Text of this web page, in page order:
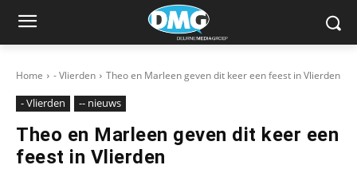
Home - Vlierden Theo en Marleen geven dit keer een feest in Vlierden
- Vlierden -- nieuws
Theo en Marleen geven dit keer een
feest in Vlierden